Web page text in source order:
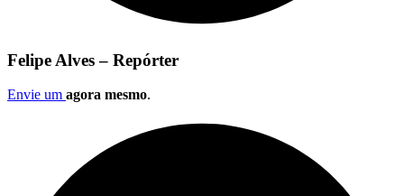
Felipe Alves – Repórter
Envie um agora mesmo.